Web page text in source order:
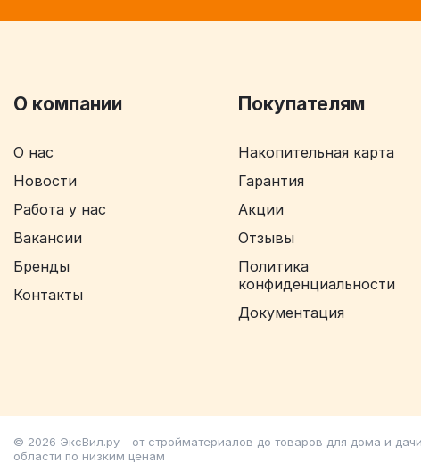
О компании
О нас
Новости
Работа у нас
Вакансии
Бренды
Контакты
Покупателям
Накопительная карта
Гарантия
Акции
Отзывы
Политика
конфиденциальности
Документация
© 2026 ЭксВил.ру - от стройматериалов до товаров для дома и
области по низким ценам